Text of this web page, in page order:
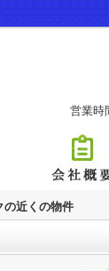
営業時
の近くの物件